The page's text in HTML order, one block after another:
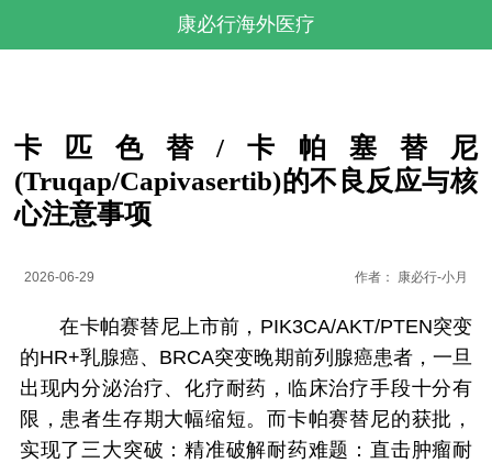
康必行海外医疗
卡匹色替/卡帕塞替尼
(Truqap/Capivasertib)的不良反应与核
心注意事项
2026-06-29 作者： 康必行-小月
在卡帕赛替尼上市前，PIK3CA/AKT/PTEN突变
的HR+乳腺癌、BRCA突变晚期前列腺癌患者，一旦
出现内分泌治疗、化疗耐药，临床治疗手段十分有
限，患者生存期大幅缩短。而卡帕赛替尼的获批，
实现了三大突破：精准破解耐药难题：直击肿瘤耐